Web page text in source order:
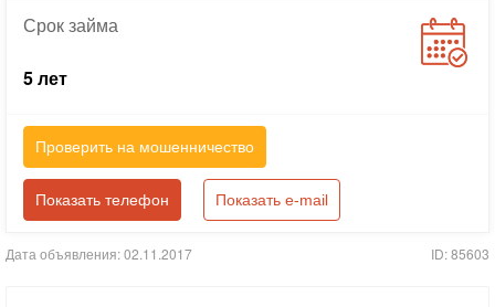
Срокзайма
5 лет
Проверить на мошенничество
Показать телефон Показать e-mail
Дата объявления: 02.11.2017 ID: 85603